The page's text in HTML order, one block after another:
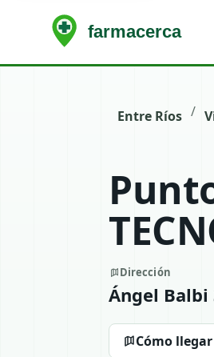
Entre Ríos /
Dirección
Ángel Balbi
Cómo llegar